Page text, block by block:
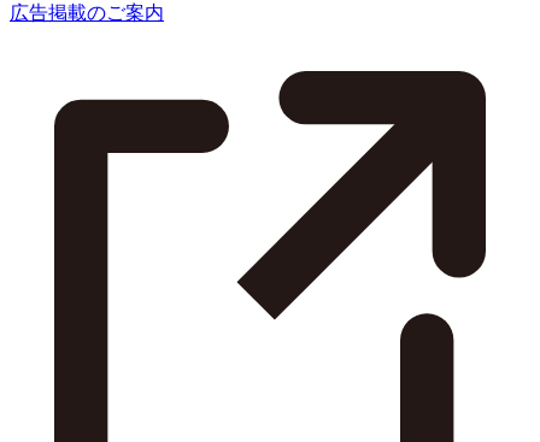
広告掲載のご案内